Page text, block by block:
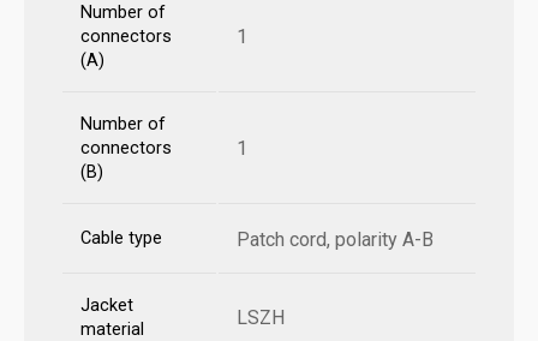
Number of
connectors
(A)
1
Number of
connectors
(B)
1
Cable type Patch cord, polarity A-B
Jacket
material
LSZH